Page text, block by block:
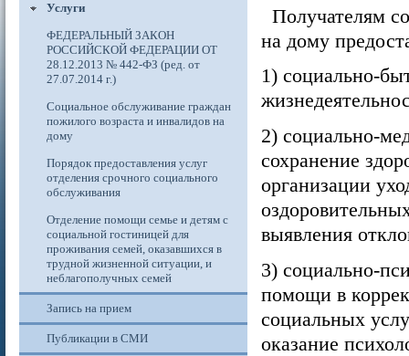
Услуги
ФЕДЕРАЛЬНЫЙ ЗАКОН
РОССИЙСКОЙ ФЕДЕРАЦИИ ОТ
28.12.2013 № 442-ФЗ (ред. от
27.07.2014 г.)
Социальное обслуживание граждан
пожилого возраста и инвалидов на
дому
Порядок предоставления услуг
отделения срочного социального
обслуживания
Отделение помощи семье и детям с
социальной гостиницей для
проживания семей, оказавшихся в
трудной жизненной ситуации, и
неблагополучных семей
Запись на прием
Публикации в СМИ
Получателям
на дому
1) социально-
2) социально-
сохранение
организации
выявления
3) социально-
помощи в
социальных
оказание